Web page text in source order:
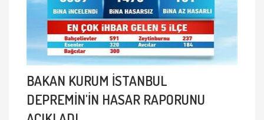
BAKAN KURUM İSTANBUL
DEPREMİN'İN HASAR RAPORUNU